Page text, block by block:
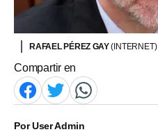
RAFAEL PÉREZ GAY(INTERNET)
Compartir en
PorUser Admin